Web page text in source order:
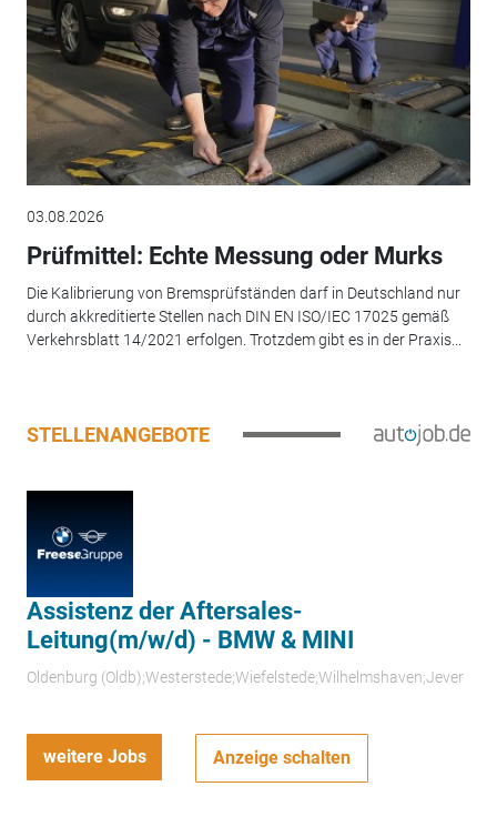
03.08.2026
Prüfmittel: Echte Messung oder Murks
Die Kalibrierung von Bremsprüfständen darf in Deutschland nur
durch akkreditierte Stellen nach DIN EN ISO/IEC 17025 gemäß
Verkehrsblatt 14/2021 erfolgen. Trotzdem gibt es in der Praxis...
STELLENANGEBOTE
Assistenz der Aftersales-
Leitung(m/w/d) - BMW & MINI
Oldenburg (Oldb);Westerstede;Wiefelstede;Wilhelmshaven;Jever
weitere Jobs Anzeige schalten